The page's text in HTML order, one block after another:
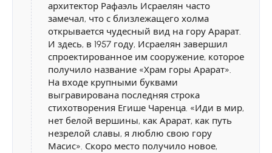
архитектор Рафаэль Исраелян часто
замечал, что с близлежащего холма
открывается чудесный вид на гору Арарат.
И здесь, в 1957 году, Исраелян завершил
спроектированное им сооружение, которое
получило название «Храм горы Арарат».
На входе крупными буквами
выгравирована последняя строка
стихотворения Егише Чаренца. «Иди в мир,
нет белой вершины, как Арарат, как путь
незрелой славы, я люблю свою гору
Масис». Скоро место получило новое,